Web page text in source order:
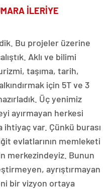
İLERİYE
Bu projeler üzerine
Aklı ve bilimi
taşıma, tarih,
için 5T ve 3
Üç yenimiz
ayırmayan herkesi
ihtiyaç var. Çünkü burası
evlatlarının memleketi
merkezindeyiz. Bunun
ayrıştırmayan
bir vizyon ortaya